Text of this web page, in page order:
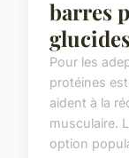
barres
Pour les
protéines
aident à la
musculaire.
option